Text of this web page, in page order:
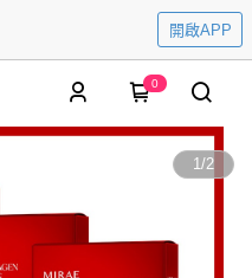
開啟APP
0
1/2